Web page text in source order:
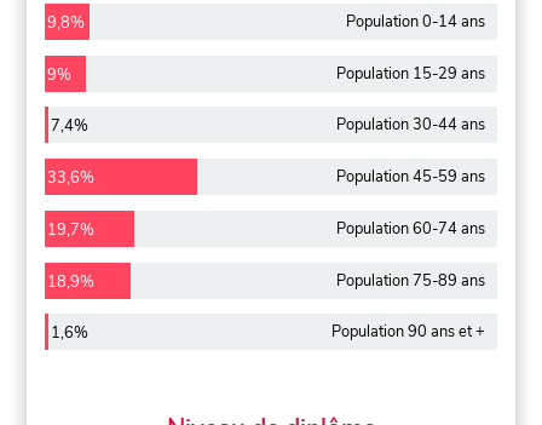
9,8% Population 0-14 ans
9% Population 15-29 ans
7,4% Population 30-44 ans
33,6% Population 45-59 ans
19,7% Population 60-74 ans
18,9% Population 75-89 ans
1,6% Population 90 ans et +